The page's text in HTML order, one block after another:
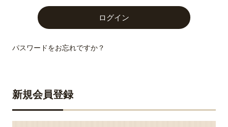
パスワードをお忘れですか？
新規会員登録